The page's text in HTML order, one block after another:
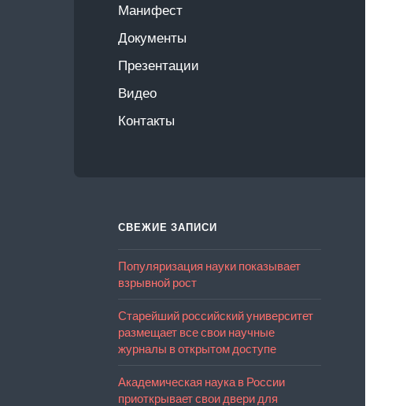
Манифест
Документы
Презентации
Видео
Контакты
СВЕЖИЕ ЗАПИСИ
Популяризация науки показывает
взрывной рост
Старейший российский университет
размещает все свои научные
журналы в открытом доступе
Академическая наука в России
приоткрывает свои двери для